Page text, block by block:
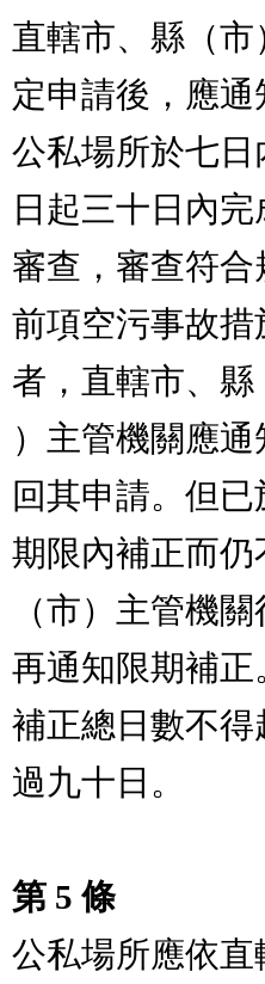
直轄市、縣（
定申請後，應通
公私場所於七
日起三十日內完
審查，審查符
前項空污事故
者，直轄市、縣
）主管機關應
回其申請。但已
期限內補正而
（市）主管機關
再通知限期補
補正總日數不得
過九十日。
第 5 條
公私場所應依